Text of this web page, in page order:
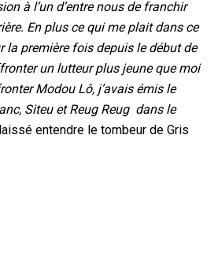
à l’un d’entre nous de franchir
En plus ce qui me plait dans ce
la première fois depuis le début de
un lutteur plus jeune que moi
Modou Lô, j’avais émis le
Siteu et Reug Reug dans le
entendre le tombeur de Gris